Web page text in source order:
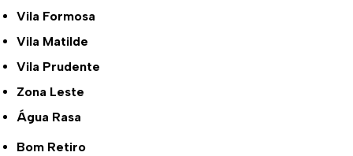
Vila Formosa
Vila Matilde
Vila Prudente
Zona Leste
Água Rasa
Bom Retiro